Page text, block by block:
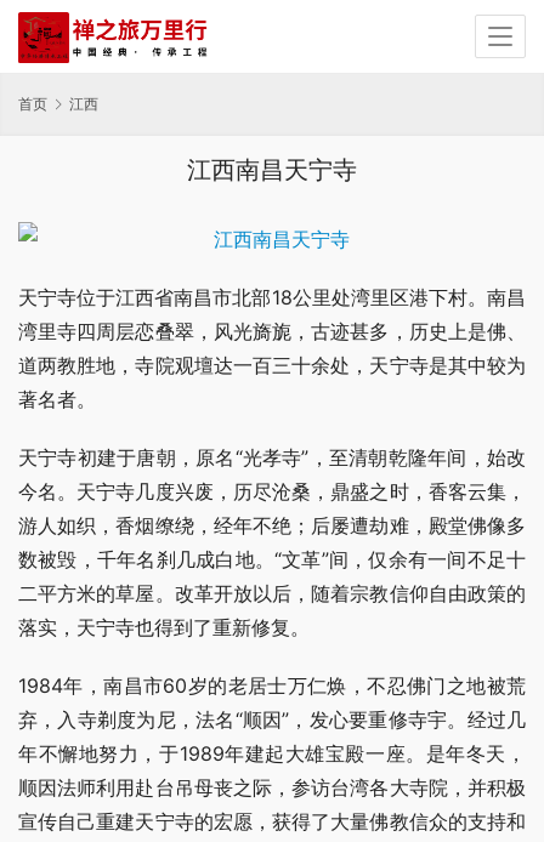
首页 江西
江西南昌天宁寺
天宁寺位于江西省南昌市北部18公里处湾里区港下村。南昌
湾里寺四周层恋叠翠，风光旖旎，古迹甚多，历史上是佛、
道两教胜地，寺院观壇达一百三十余处，天宁寺是其中较为
著名者。
天宁寺初建于唐朝，原名“光孝寺”，至清朝乾隆年间，始改
今名。天宁寺几度兴废，历尽沧桑，鼎盛之时，香客云集，
游人如织，香烟缭绕，经年不绝；后屡遭劫难，殿堂佛像多
数被毁，千年名刹几成白地。“文革”间，仅余有一间不足十
二平方米的草屋。改革开放以后，随着宗教信仰自由政策的
落实，天宁寺也得到了重新修复。
1984年，南昌市60岁的老居士万仁焕，不忍佛门之地被荒
弃，入寺剃度为尼，法名“顺因”，发心要重修寺宇。经过几
年不懈地努力，于1989年建起大雄宝殿一座。是年冬天，
顺因法师利用赴台吊母丧之际，参访台湾各大寺院，并积极
宣传自己重建天宁寺的宏愿，获得了大量佛教信众的支持和